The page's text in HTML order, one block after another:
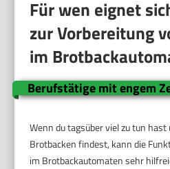
Für wen eignet
zur Vorbereitung
im
Berufstätige mit engem
Wenn du tagsüber viel zu tun
Brotbacken findest, kann die
im Brotbackautomaten sehr